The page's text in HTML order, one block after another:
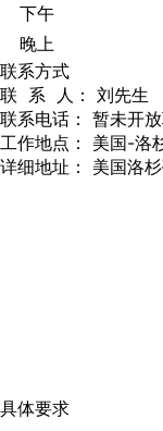
下午
晚上
联系方式
联 系 人： 刘先生
联系电话： 暂未开
工作地点： 美国-洛
详细地址： 美国洛
具体要求